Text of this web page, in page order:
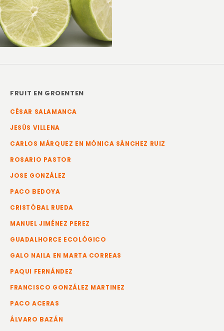
FRUIT EN GROENTEN
CÉSAR SALAMANCA
JESÚS VILLENA
CARLOS MÁRQUEZ EN MÓNICA SÁNCHEZ RUIZ
ROSARIO PASTOR
JOSE GONZÁLEZ
PACO BEDOYA
CRISTÓBAL RUEDA
MANUEL JIMÉNEZ PEREZ
GUADALHORCE ECOLÓGICO
GALO NAILA EN MARTA CORREAS
PAQUI FERNÁNDEZ
FRANCISCO GONZÁLEZ MARTINEZ
PACO ACERAS
ÁLVARO BAZÁN